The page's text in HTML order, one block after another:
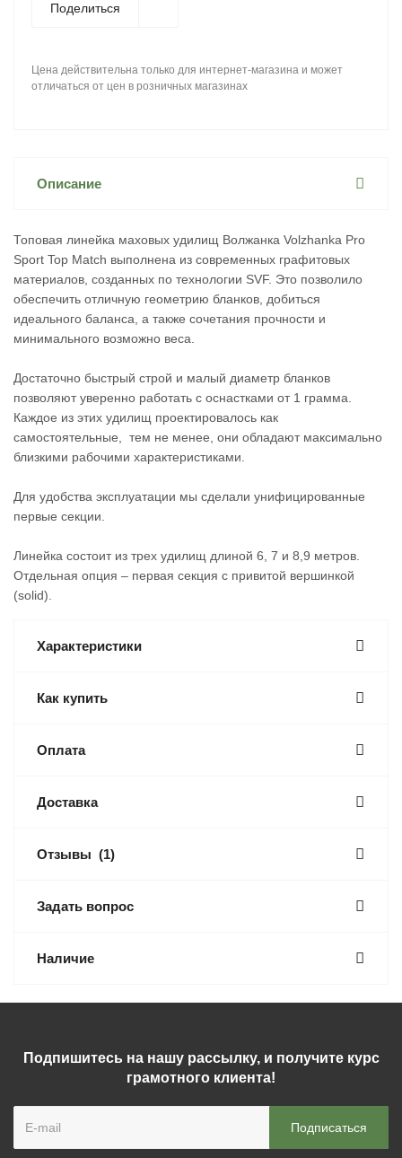
Поделиться
Цена действительна только для интернет-магазина и может
отличаться от цен в розничных магазинах
Описание
Топовая линейка маховых удилищ Волжанка Volzhanka Pro
Sport Top Match выполнена из современных графитовых
материалов, созданных по технологии SVF. Это позволило
обеспечить отличную геометрию бланков, добиться
идеального баланса, а также сочетания прочности и
минимального возможно веса.
Достаточно быстрый строй и малый диаметр бланков
позволяют уверенно работать с оснастками от 1 грамма.
Каждое из этих удилищ проектировалось как
самостоятельные, тем не менее, они обладают максимально
близкими рабочими характеристиками.
Для удобства эксплуатации мы сделали унифицированные
первые секции.
Линейка состоит из трех удилищ длиной 6, 7 и 8,9 метров.
Отдельная опция – первая секция с привитой вершинкой
(solid).
Характеристики
Как купить
Оплата
Доставка
Отзывы (1)
Задать вопрос
Наличие
Подпишитесь на нашу рассылку, и получите курс
грамотного клиента!